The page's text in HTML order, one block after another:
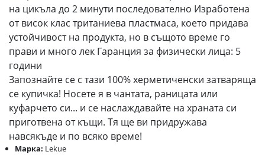
на цикъла до 2 минути последователно Изработена
от висок клас тританиева пластмаса, което придава
устойчивост на продукта, но в същото време го
прави и много лек Гаранция за физически лица: 5
години
Запознайте се с тази 100% херметиченски затваряща
се купичка! Носете я в чантата, раницата или
куфарчето си... и се наслаждавайте на храната си
приготвена от къщи. Тя ще ви придружава
навсякъде и по всяко време!
Марка: Lekue